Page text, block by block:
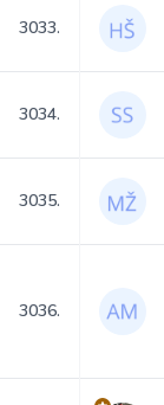
3033.
3034.
3035.
3036.